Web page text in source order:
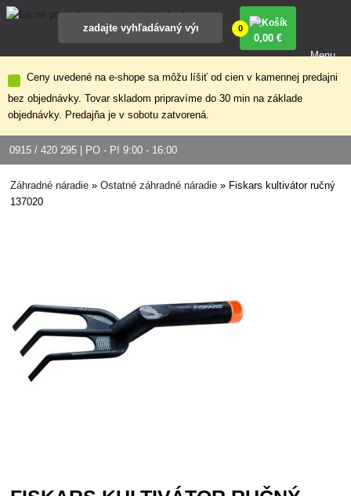
Ceny uvedené na e-shope sa môžu líšiť od cien v kamennej predajni
bez objednávky. Tovar skladom pripravíme do 30 min na základe
objednávky. Predajňa je v sobotu zatvorená.
0915 / 420 295 | PO - PI 9:00 - 16:00
0
0,00 €
Menu
Záhradné náradie »Ostatné záhradné náradie » Fiskars kultivátor ručný
137020